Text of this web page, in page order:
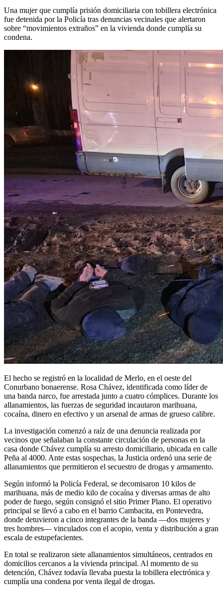
Una mujer que cumplía prisión domiciliaria con tobillera electrónica
fue detenida por la Policía tras denuncias vecinales que alertaron
sobre “movimientos extraños” en la vivienda donde cumplía su
condena.
El hecho se registró en la localidad de Merlo, en el oeste del
Conurbano bonaerense. Rosa Chávez, identificada como líder de
una banda narco, fue arrestada junto a cuatro cómplices. Durante los
allanamientos, las fuerzas de seguridad incautaron marihuana,
cocaína, dinero en efectivo y un arsenal de armas de grueso calibre.
La investigación comenzó a raíz de una denuncia realizada por
vecinos que señalaban la constante circulación de personas en la
casa donde Chávez cumplía su arresto domiciliario, ubicada en calle
Peña al 4000. Ante estas sospechas, la Justicia ordenó una serie de
allanamientos que permitieron el secuestro de drogas y armamento.
Según informó la Policía Federal, se decomisaron 10 kilos de
marihuana, más de medio kilo de cocaína y diversas armas de alto
poder de fuego, según consignó el sitio Primer Plano. El operativo
principal se llevó a cabo en el barrio Cambacita, en Pontevedra,
donde detuvieron a cinco integrantes de la banda —dos mujeres y
tres hombres— vinculados con el acopio, venta y distribución a gran
escala de estupefacientes.
En total se realizaron siete allanamientos simultáneos, centrados en
domicilios cercanos a la vivienda principal. Al momento de su
detención, Chávez todavía llevaba puesta la tobillera electrónica y
cumplía una condena por venta ilegal de drogas.